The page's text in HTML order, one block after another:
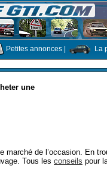
Petites annonces
La
une
marché de l’occasion. En
Tous les conseils pour